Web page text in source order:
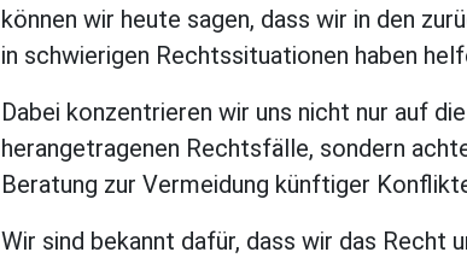
können wir heute sagen, dass wir in den
in schwierigen Rechtssituationen haben
Dabei konzentrieren wir uns nicht nur auf
herangetragenen Rechtsfälle, sondern
Beratung zur Vermeidung künftiger
Wir sind bekannt dafür, dass wir das Recht